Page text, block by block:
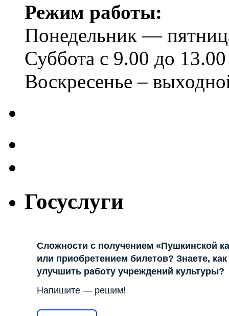
Режим работы:
Понедельник —
Суббота с 9.00 до 13.00
Воскресенье –
Госуслуги
Сложности с получением «Пушкинской
или приобретением билетов? Знаете, как
улучшить работу учреждений культуры?
Напишите — решим!